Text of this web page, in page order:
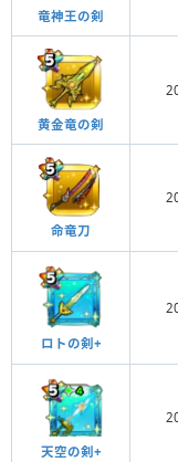
竜神王の剣
黄金竜の剣
命竜刀
ロトの剣+
天空の剣+